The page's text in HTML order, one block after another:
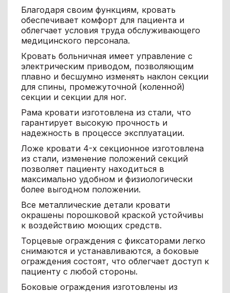
Благодаря своим функциям, кровать
обеспечивает комфорт для пациента и
облегчает условия труда обслуживающего
медицинского персонала.
Кровать больничная имеет управление с
электрическим приводом, позволяющим
плавно и бесшумно изменять наклон секции
для спины, промежуточной (коленной)
секции и секции для ног.
Рама кровати изготовлена ​​из стали, что
гарантирует высокую прочность и
надежность в процессе эксплуатации.
Ложе кровати 4-х секционное изготовлена ​​
из стали, изменение положений секций
позволяет пациенту находиться в
максимально удобном и физиологически
более выгодном положении.
Все металлические детали кровати
окрашены порошковой краской устойчивы
к воздействию моющих средств.
Торцевые ограждения с фиксаторами легко
снимаются и устанавливаются, а боковые
ограждения состоят, что облегчает доступ к
пациенту с любой стороны.
Боковые ограждения изготовлены из